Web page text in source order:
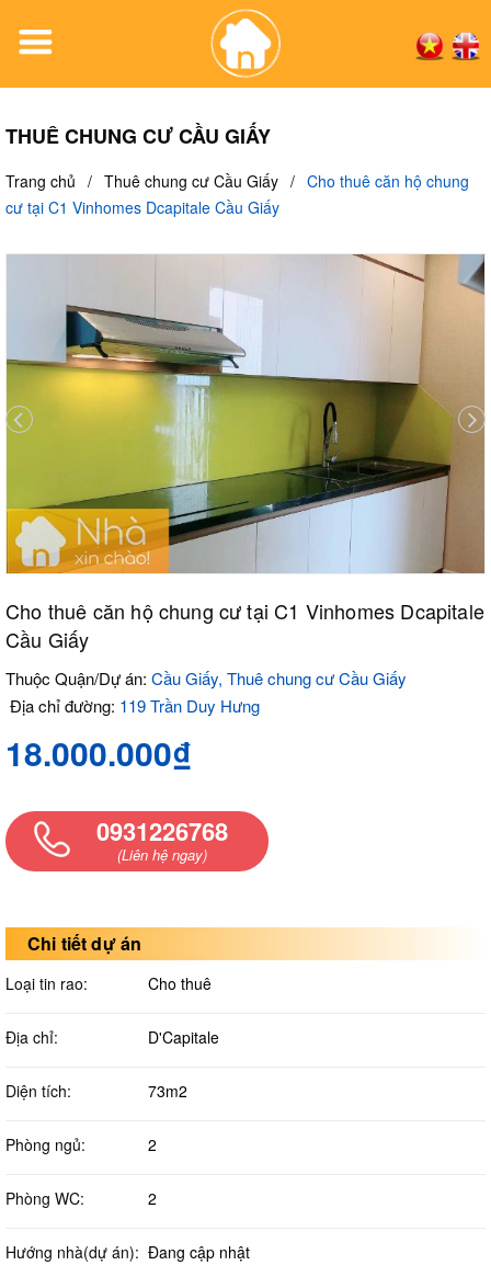
THUÊ CHUNG CƯ CẦU GIẤY
Trang chủ / Thuê chung cư Cầu Giấy / Cho thuê căn hộ chung
cư tại C1 Vinhomes Dcapitale Cầu Giấy
Cho thuê căn hộ chung cư tại C1 Vinhomes Dcapitale
Cầu Giấy
Thuộc Quận/Dự án: Cầu Giấy, Thuê chung cư Cầu Giấy
Địa chỉ đường: 119 Trần Duy Hưng
18.000.000₫
0931226768
(Liên hệ ngay)
Chi tiết dự án
Loại tin rao: Cho thuê
Địa chỉ: D'Capitale
Diện tích: 73m2
Phòng ngủ: 2
Phòng WC: 2
Hướng nhà(dự án): Đang cập nhật